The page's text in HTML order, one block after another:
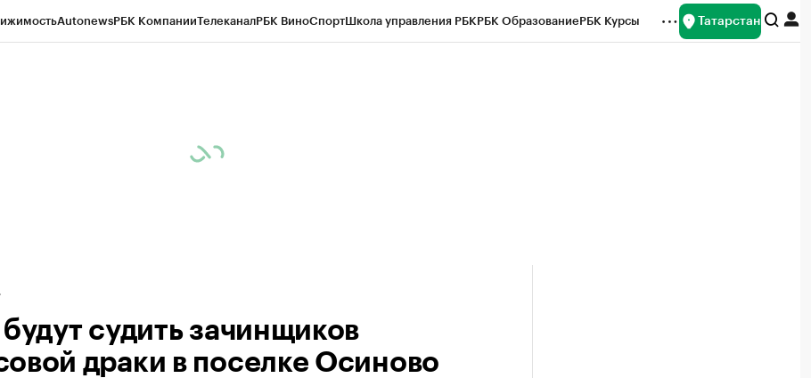
AutonewsРБК КомпанииТелеканалРБК ВиноСпортШкола управления РБКРБК ОбразованиеРБК Курсы Татарстан
будут судить зачинщиков
драки в поселке Осиново